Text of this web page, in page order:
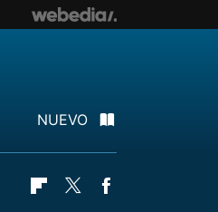
NUEVO
Flipboard
Twitter